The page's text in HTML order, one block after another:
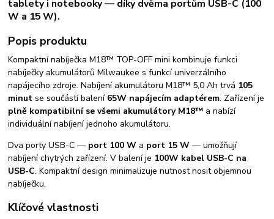
tablety i notebooky — díky dvěma portům USB-C (100
W a 15 W).
Popis produktu
Kompaktní nabíječka M18™ TOP-OFF mini kombinuje funkci
nabíječky akumulátorů Milwaukee s funkcí univerzálního
napájecího zdroje. Nabíjení akumulátoru M18™ 5,0 Ah trvá 105
minut se součástí balení 65W napájecím adaptérem. Zařízení je
plně kompatibilní se všemi akumulátory M18™ a nabízí
individuální nabíjení jednoho akumulátoru.
Dva porty USB-C — port 100 W a port 15 W — umožňují
nabíjení chytrých zařízení. V balení je 100W kabel USB-C na
USB-C. Kompaktní design minimalizuje nutnost nosit objemnou
nabíječku.
Klíčové vlastnosti